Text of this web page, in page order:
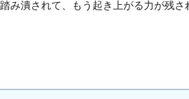
み潰されて、もう起き上がる力が残さ